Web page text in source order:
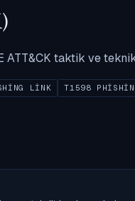
ATT&CK taktik ve
LINK T1598